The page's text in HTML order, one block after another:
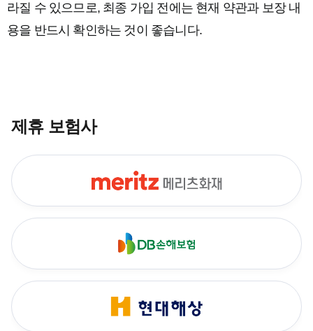
라질 수 있으므로, 최종 가입 전에는 현재 약관과 보장 내
용을 반드시 확인하는 것이 좋습니다.
제휴 보험사